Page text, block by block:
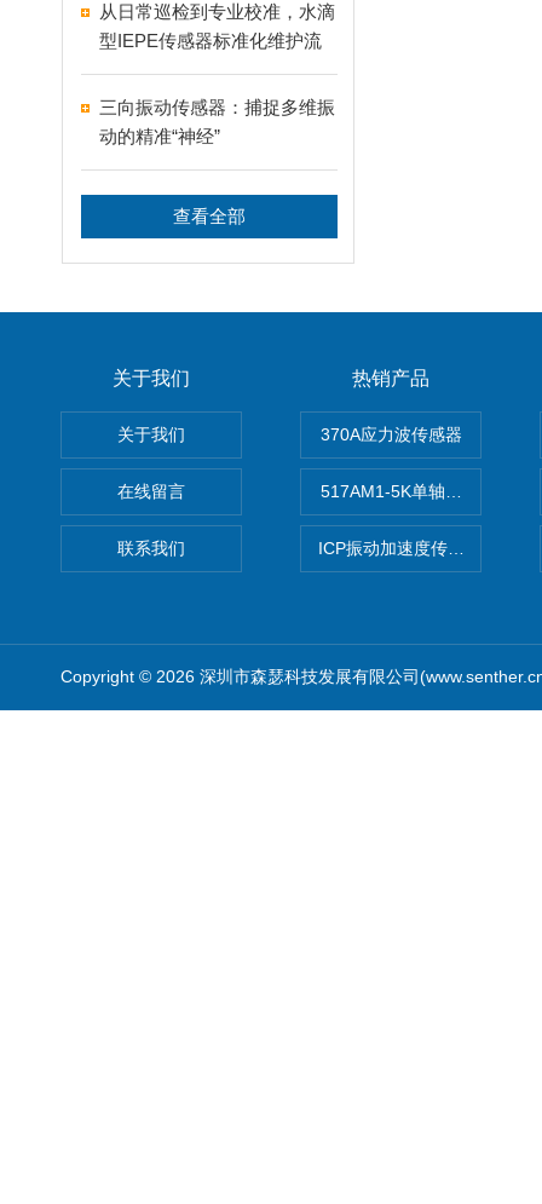
从日常巡检到专业校准，水滴
型IEPE传感器标准化维护流
程
三向振动传感器：捕捉多维振
动的精准“神经”
查看全部
关于我们
关于我们
在线留言
联系我们
热销产品
370A应力波传感器
517AM1-5K单轴冲击IEPE加
ICP振动加速度传感器
Copyright © 2026 深圳市森瑟科技发展有限公司